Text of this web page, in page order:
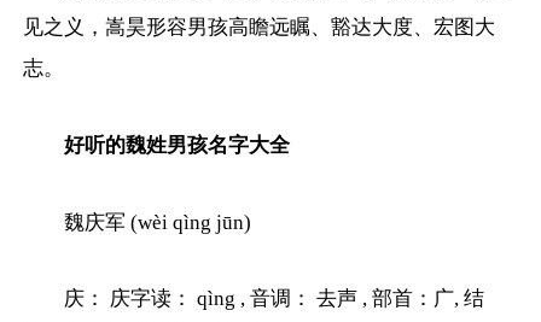
见之义，嵩昊形容男孩高瞻远瞩、豁达大度、宏图大
志。
好听的魏姓男孩名字大全
魏庆军 (wèi qìng jūn)
庆： 庆字读： qìng , 音调： 去声 , 部首：广, 结